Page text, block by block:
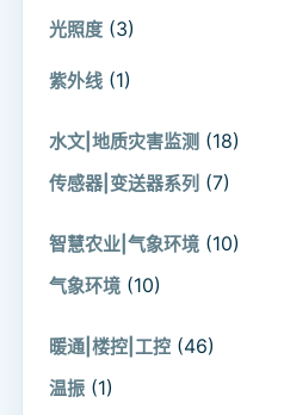
光照度 (3)
紫外线 (1)
水文|地质灾害监测 (18)
传感器|变送器系列 (7)
智慧农业|气象环境 (10)
气象环境 (10)
暖通|楼控|工控 (46)
温振 (1)